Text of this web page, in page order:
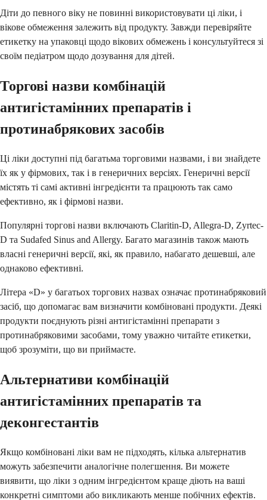
Діти до певного віку не повинні використовувати ці ліки, і
вікове обмеження залежить від продукту. Завжди перевіряйте
етикетку на упаковці щодо вікових обмежень і консультуйтеся зі
своїм педіатром щодо дозування для дітей.
Торгові назви комбінацій
антигістамінних препаратів і
протинабрякових засобів
Ці ліки доступні під багатьма торговими назвами, і ви знайдете
їх як у фірмових, так і в генеричних версіях. Генеричні версії
містять ті самі активні інгредієнти та працюють так само
ефективно, як і фірмові назви.
Популярні торгові назви включають Claritin-D, Allegra-D, Zyrtec-
D та Sudafed Sinus and Allergy. Багато магазинів також мають
власні генеричні версії, які, як правило, набагато дешевші, але
однаково ефективні.
Літера «D» у багатьох торгових назвах означає протинабряковий
засіб, що допомагає вам визначити комбіновані продукти. Деякі
продукти поєднують різні антигістамінні препарати з
протинабряковими засобами, тому уважно читайте етикетки,
щоб зрозуміти, що ви приймаєте.
Альтернативи комбінацій
антигістамінних препаратів та
деконгестантів
Якщо комбіновані ліки вам не підходять, кілька альтернатив
можуть забезпечити аналогічне полегшення. Ви можете
виявити, що ліки з одним інгредієнтом краще діють на ваші
конкретні симптоми або викликають менше побічних ефектів.